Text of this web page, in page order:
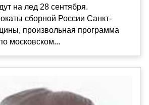
на лед 28 сентября.
сборной России Санкт-
произвольная программа
московском...